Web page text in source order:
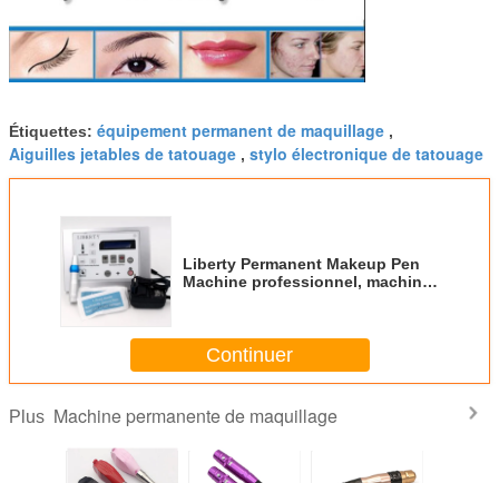
Étiquettes: équipement permanent de maquillage ,
Aiguilles jetables de tatouage , stylo électronique de tatouage
Liberty Permanent Makeup Pen
Machine professionnel, machine
Continuer
Plus Machine permanente de maquillage